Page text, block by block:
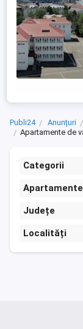
Publi24 Anunțuri
Apartamente de
Categorii
Județe
Localități